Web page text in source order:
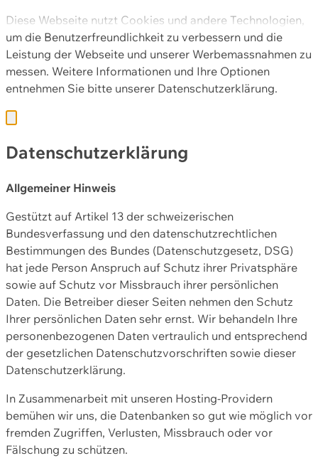
Diese Webseite nutzt Cookies und andere Technologien,
um die Benutzerfreundlichkeit zu verbessern und die
Leistung der Webseite und unserer Werbemassnahmen zu
messen. Weitere Informationen und Ihre Optionen
entnehmen Sie bitte unserer Datenschutzerklärung.
Datenschutzerklärung
Allgemeiner Hinweis
Gestützt auf Artikel 13 der schweizerischen
Bundesverfassung und den datenschutzrechtlichen
Bestimmungen des Bundes (Datenschutzgesetz, DSG)
hat jede Person Anspruch auf Schutz ihrer Privatsphäre
sowie auf Schutz vor Missbrauch ihrer persönlichen
Daten. Die Betreiber dieser Seiten nehmen den Schutz
Ihrer persönlichen Daten sehr ernst. Wir behandeln Ihre
personenbezogenen Daten vertraulich und entsprechend
der gesetzlichen Datenschutzvorschriften sowie dieser
Datenschutzerklärung.
In Zusammenarbeit mit unseren Hosting-Providern
bemühen wir uns, die Datenbanken so gut wie möglich vor
fremden Zugriffen, Verlusten, Missbrauch oder vor
Fälschung zu schützen.